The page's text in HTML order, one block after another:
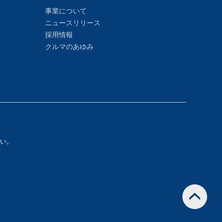
事業について
ニュースリリース
採用情報
クルマのあゆみ
。